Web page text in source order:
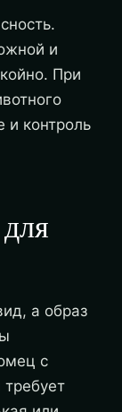
и
При
и контроль
а образ
с